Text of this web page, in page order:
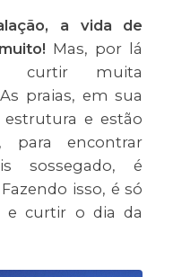
a vida de
Mas, por lá
curtir muita
praias, em sua
e estão
para encontrar
sossegado, é
isso, é só
e curtir o dia da